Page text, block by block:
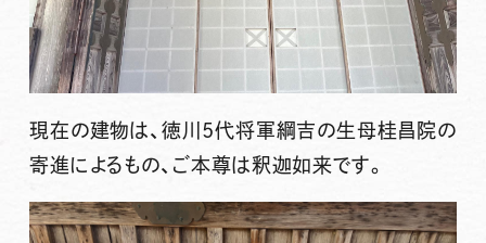
現在の建物は、徳川5代将軍綱吉の生母桂昌院の
寄進によるもの、ご本尊は釈迦如来です。